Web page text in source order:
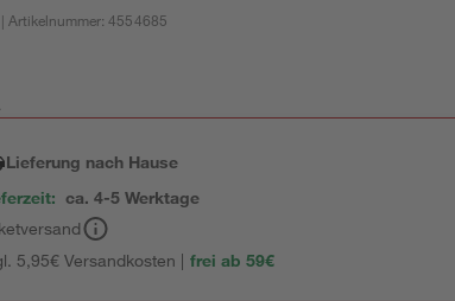
| Artikelnummer:4554685
Lieferung nach Hause
ca. 4-5 Werktage
5,95€ Versandkosten | frei ab 59€